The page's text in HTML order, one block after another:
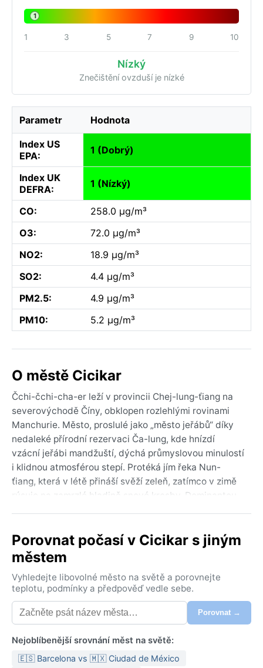
1
1 3 5 7 9 10
Nízký
Znečištění ovzduší je nízké
Parametr Hodnota
Index US
EPA:
1 (Dobrý)
Index UK
DEFRA:
1 (Nízký)
CO:
258.0 µg/m³
O3:
72.0 µg/m³
NO2:
18.9 µg/m³
SO2:
4.4 µg/m³
PM2.5:
4.9 µg/m³
PM10:
5.2 µg/m³
O městě Cicikar
Čchi-čchi-cha-er leží v provincii Chej-lung-ťiang na
severovýchodě Číny, obklopen rozlehlými rovinami
Manchurie. Město, proslulé jako „město jeřábů“ díky
nedaleké přírodní rezervaci Ča-lung, kde hnízdí
vzácní jeřábi mandžuští, dýchá průmyslovou minulostí
i klidnou atmosférou stepí. Protéká jím řeka Nun-
ťiang, která v létě přináší svěží zeleň, zatímco v zimě
rýsuje na zamrzlé hladině snové kresby. Dominantou
připomínající tradici lovu s dravci. Geograficky jde o
město na prahu Sibiře, kde se snoubí čínská kultura s
drsnou přírodou Dálného východu.
Podle Köppenovy klasifikace patří podnebí do
kategorie Dwa – suchozemské s vlhkým létem a
suchou zimou. Zimy jsou kruté a suché, průměrné
teploty v lednu klesají k –20 °C, občas až k –35 °C.
Sněhu je málo, fouká ostrý vítr, vzduch je průzračný a
suchý. Léta jsou naopak horká a vlhká, červenec
Porovnat počasí v Cicikar s jiným
městem
Vyhledejte libovolné město na světě a porovnejte
teplotu, podmínky a předpověď vedle sebe.
Porovnat →
Nejoblíbenější srovnání měst na světě:
🇪🇸 Barcelona vs 🇲🇽 Ciudad de México